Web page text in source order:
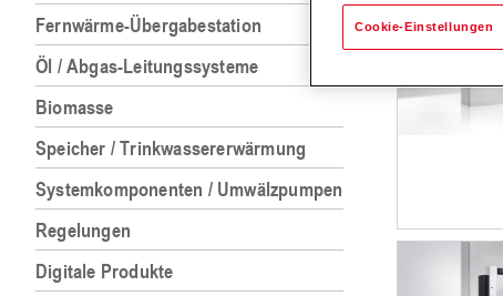
Fernwärme-Übergabestation
Öl / Abgas-Leitungssysteme
Biomasse
Speicher / Trinkwassererwärmung
Systemkomponenten / Umwälzpumpen
Regelungen
Digitale Produkte
Cookie-Einstellungen